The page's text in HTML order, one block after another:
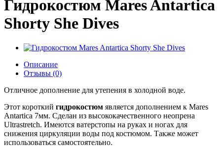
Гидрокостюм Mares Antartica
Shorty She Dives
Описание
Отзывы (0)
Отличное дополнение для утепения в холодной воде.
Этот короткий гидрокостюм является дополнением к Mares
Antartica 7мм. Сделан из высококачественного неопрена
Ultrastretch. Имеются ватерстопы на руках и ногах для
снижения циркуляции воды под костюмом. Также может
использоваться самостоятельно.